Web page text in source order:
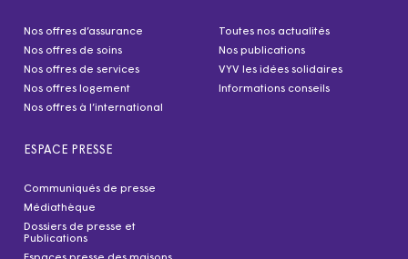
Nos offres d’assurance
Nos offres de soins
Nos offres de services
Nos offres logement
Nos offres à l’international
Toutes nos actualités
Nos publications
VYV les idées solidaires
Informations conseils
ESPACE PRESSE
Communiqués de presse
Médiathèque
Dossiers de presse et
Publications